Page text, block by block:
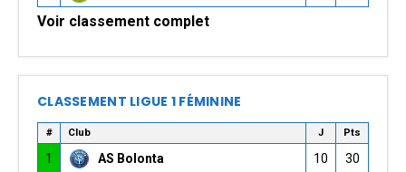
Voir classement complet
CLASSEMENT LIGUE 1 FÉMININE
# Club J Pts
1 AS Bolonta 10 30